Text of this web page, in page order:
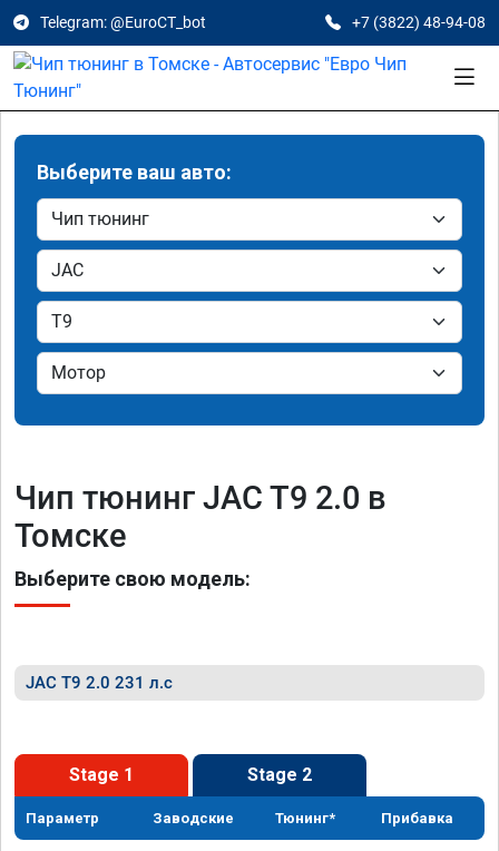
Telegram: @EuroCT_bot +7 (3822) 48-94-08
Выберите ваш авто:
Чип тюнинг JAC T9 2.0 в
Томске
Выберите свою модель:
JAC T9 2.0 231 л.с
Stage 1 Stage 2
Параметр Заводские Тюнинг* Прибавка